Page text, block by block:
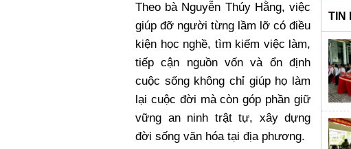
TIN
Theo bà Nguyễn Thúy Hằng, việc
giúp đỡ người từng lầm lỡ có điều
kiện học nghề, tìm kiếm việc làm,
tiếp cận nguồn vốn và ổn định
cuộc sống không chỉ giúp họ làm
lại cuộc đời mà còn góp phần giữ
vững an ninh trật tự, xây dựng
đời sống văn hóa tại địa phương.